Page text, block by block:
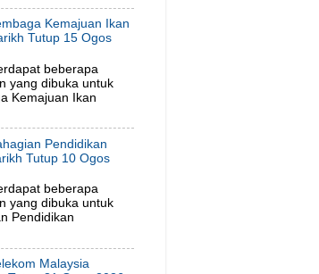
Kemajuan Ikan
Tutup 15 Ogos
beberapa
yang dibuka untuk
Kemajuan Ikan
Pendidikan
Tutup 10 Ogos
beberapa
yang dibuka untuk
Pendidikan
Malaysia